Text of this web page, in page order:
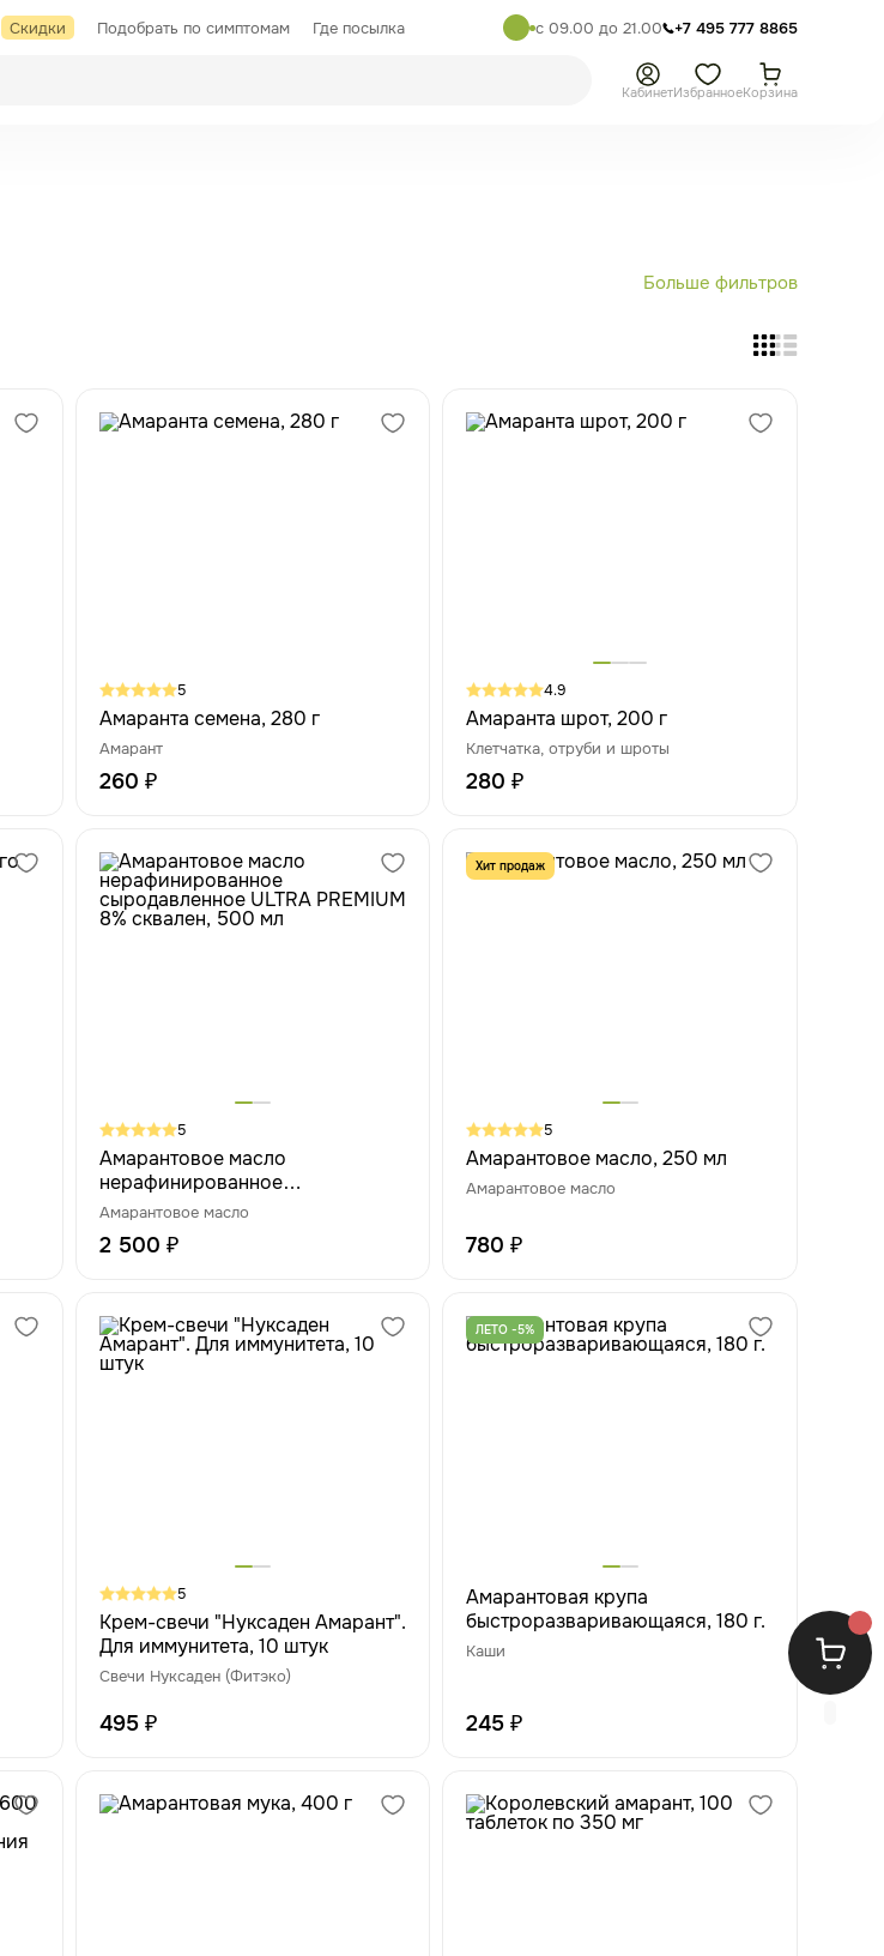
Скидки Подобрать по симптомам Где посылка с 09.00 до 21.00 +7 495 777 8865
КабинетИзбранноеКорзина
Больше фильтров
5
Амаранта семена, 280 г
Амарант
260 ₽
4.9
Амаранта шрот, 200 г
Клетчатка, отруби и шроты
280 ₽
5
Амарантовое масло
нерафинированное
сыродавленное ULTRA PREMIUM
Амарантовое масло
2 500 ₽
Хит продаж
5
Амарантовое масло, 250 мл
Амарантовое масло
780 ₽
5
Крем-свечи "Нуксаден Амарант".
Для иммунитета, 10 штук
Свечи Нуксаден (Фитэко)
495 ₽
ЛЕТО -5%
Амарантовая крупа
быстроразваривающаяся, 180 г.
Каши
245 ₽